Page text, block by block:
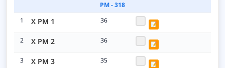
PM - 318
1
X PM 1 36 📝
2 X PM 2 36 📝
3 X PM 3 35 📝